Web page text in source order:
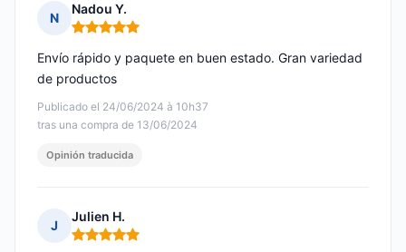
N
Nadou Y.
Nota: 5 de 5
Publicado el 24/06/2024 à 10h37
tras una compra de 13/06/2024
Envío rápido y paquete en buen estado. Gran variedad
de productos
Opinión traducida
J
Julien H.
Nota: 5 de 5